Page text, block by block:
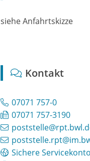
siehe Anfahrtskizze
Kontakt
07071 757-0
07071 757-3190
Sichere